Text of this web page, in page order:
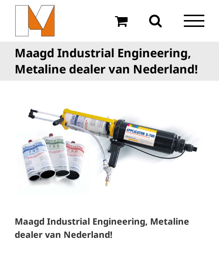
Maagd Industrial Engineering,
Metaline dealer van Nederland!
grotere
afbeelding
Maagd Industrial Engineering, Metaline
dealer van Nederland!